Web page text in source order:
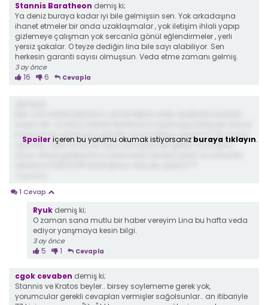
Stannis Baratheon demiş ki;
Ya deniz buraya kadar iyi bile gelmişsin sen. Yok arkadaşına
ihanet etmeler bir anda uzaklaşmalar , yok iletişim ihlali yapıp
gizlemeye çalışman yok sercanla gönül eğlendirmeler , yerli
yersiz şakalar. O teyze dediğin lina bile sayı alabiliyor. Sen
herkesin garanti sayısı olmuşsun. Veda etme zamanı gelmiş.
3 ay önce
16 6 Cevapla
kazanacak oylamaya göre Bu sizce hakksiz deyilmi?? Bu kadar
zahmet, caba ve hic bir oyun almayan biri gelsin shampion
Spoiler içeren bu yorumu okumak istiyorsanız buraya tıklayın.
1 Cevap
Ryuk demiş ki;
O zaman sana mutlu bir haber vereyim Lina bu hafta veda
ediyor yarışmaya kesin bilgi.
3 ay önce
5 1 Cevapla
cgok cevaben demiş ki;
Stannis ve Kratos beyler.. birsey soylememe gerek yok,
yorumcular gerekli cevapları vermişler sağolsunlar.. an itibariyle